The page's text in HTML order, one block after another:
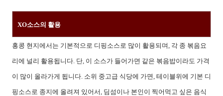
XO소스의 활용
홍콩 현지에서는 기본적으로 디핑소스로 많이 활용되며, 각 종 볶음요
리에 널리 활용됩니다. 단, 이 소스가 들어가면 같은 볶음밥이라도 가격
이 많이 올라가게 됩니다. 소위 중고급 식당에 가면, 테이블위에 기본 디
핑소스로 종지에 올려져 있어서, 딤섬이나 본인이 찍어먹고 싶은 음식